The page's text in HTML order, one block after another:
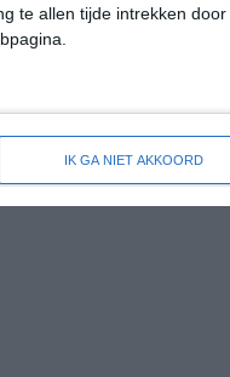
te allen tijde intrekken
IK GA NIET AKKOORD
voor Nsang